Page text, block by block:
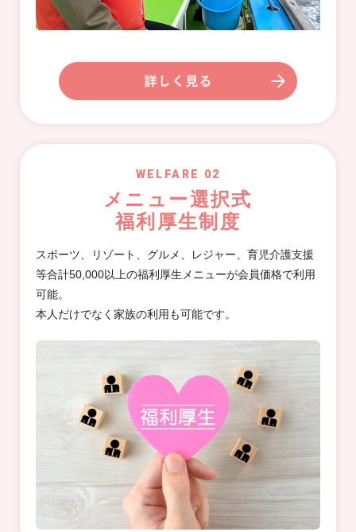
WELFARE 02
メニュー選択式
福利厚生制度
スポーツ、リゾート、グルメ、レジャー、育児介護支援
等合計50,000以上の福利厚生メニューが会員価格で利用
可能。
本人だけでなく家族の利用も可能です。